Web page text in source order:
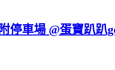
停車場 @蛋寶趴趴